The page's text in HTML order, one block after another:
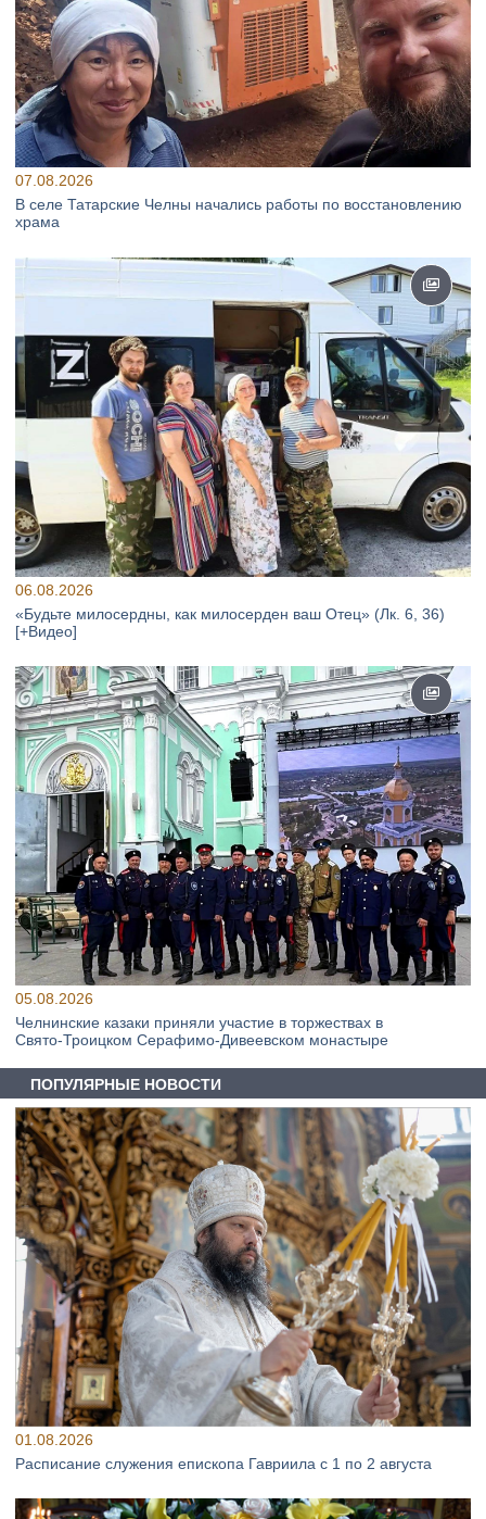
07.08.2026
В селе Татарские Челны начались работы по восстановлению
храма
06.08.2026
«Будьте милосердны, как милосерден ваш Отец» (Лк. 6, 36)
[+Видео]
05.08.2026
Челнинские казаки приняли участие в торжествах в
Свято‑Троицком Серафимо‑Дивеевском монастыре
ПОПУЛЯРНЫЕ НОВОСТИ
01.08.2026
Расписание служения епископа Гавриила с 1 по 2 августа